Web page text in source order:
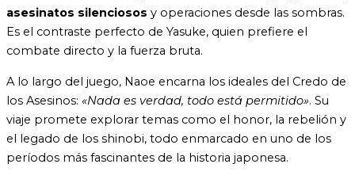
asesinatos silenciosos y operaciones desde las sombras.
Es el contraste perfecto de Yasuke, quien prefiere el
combate directo y la fuerza bruta.
A lo largo del juego, Naoe encarna los ideales del Credo de
los Asesinos: «Nada es verdad, todo está permitido». Su
viaje promete explorar temas como el honor, la rebelión y
el legado de los shinobi, todo enmarcado en uno de los
períodos más fascinantes de la historia japonesa.